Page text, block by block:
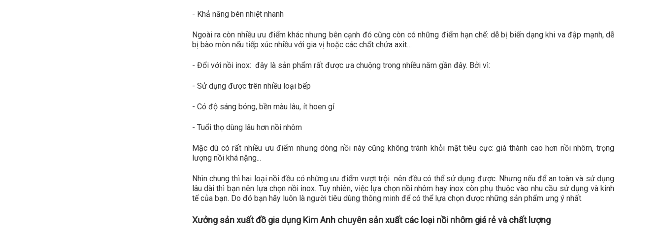
- Khả năng bén nhiệt nhanh
Ngoài ra còn nhiều ưu điểm khác nhưng bên cạnh đó cũng còn có những điểm hạn chế: dễ bị biến dạng khi va đập mạnh, dễ
bị bào mòn nếu tiếp xúc nhiều với gia vị hoặc các chất chứa axit…
- Đổi với nồi inox: đây là sản phẩm rất được ưa chuộng trong nhiều năm gần đây. Bởi vì:
- Sử dụng được trên nhiều loại bếp
- Có độ sáng bóng, bền màu lâu, ít hoen gỉ
- Tuổi thọ dùng lâu hơn nồi nhôm
Mặc dù có rất nhiều ưu điểm nhưng dòng nồi này cũng không tránh khỏi mặt tiêu cực: giá thành cao hơn nồi nhôm, trọng
lượng nồi khá nặng...
Nhìn chung thì hai loại nồi đều có những ưu điểm vượt trội nên đều có thể sử dụng được. Nhưng nếu để an toàn và sử dụng
lâu dài thì bạn nên lựa chọn nồi inox. Tuy nhiên, việc lựa chọn nồi nhôm hay inox còn phụ thuộc vào nhu cầu sử dụng và kinh
tế của bạn. Do đó bạn hãy luôn là người tiêu dùng thông minh để có thể lựa chọn được những sản phẩm ưng ý nhất.
Xưởng sản xuất đồ gia dụng Kim Anh chuyên sản xuất các loại nồi nhôm giá rẻ và chất lượng